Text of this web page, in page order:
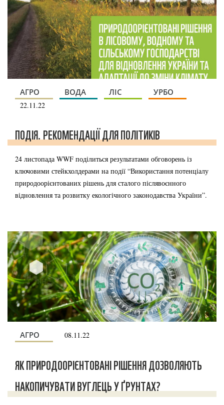
АГРО ВОДА ЛІС УРБО
22.11.22
ПОДІЯ. РЕКОМЕНДАЦІЇ ДЛЯ ПОЛІТИКІВ
24 листопада WWF поділиться результатами обговорень із
ключовими стейкхолдерами на події “Використання потенціалу
природоорієнтованих рішень для сталого післявоєнного
відновлення та розвитку екологічного законодавства України”.
АГРО 08.11.22
ЯК ПРИРОДООРІЄНТОВАНІ РІШЕННЯ ДОЗВОЛЯЮТЬ
НАКОПИЧУВАТИ ВУГЛЕЦЬ У ҐРУНТАХ?